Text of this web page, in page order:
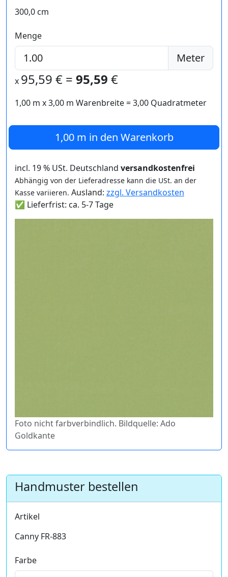
300,0 cm
Menge
Meter
x 95,59 € = 95,59 €
1,00 m x3,00 m Warenbreite =3,00 Quadratmeter
1,00 m in den Warenkorb
incl. 19 % USt. Deutschland versandkostenfrei
Abhängig von der Lieferadresse kann die USt. an der
Kasse variieren. Ausland: zzgl. Versandkosten
✅ Lieferfrist: ca. 5-7 Tage
Foto nicht farbverbindlich. Bildquelle: Ado
Goldkante
Handmuster bestellen
Artikel
Canny FR-883
Farbe